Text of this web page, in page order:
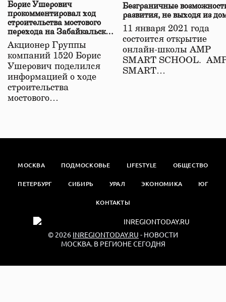
Борис Ушерович
прокомментировал ход
строительства мостового
перехода на Забайкальской
железной дороге
Акционер Группы
компаний 1520 Борис
Ушерович поделился
информацией о ходе
строительства
мостового…
Безграничные
развития, не выходя из
11 января 2021 года
состоится открытие
онлайн-школы АМР
SMART SCHOOL.
SMART…
МОСКВА ПОДМОСКОВЬЕ LIFESTYLE ОБЩЕСТВО
ПЕТЕРБУРГ СИБИРЬ УРАЛ ЭКОНОМИКА ЮГ
КОНТАКТЫ
© 2026 INREGIONTODAY.RU - НОВОСТИ
МОСКВА. В РЕГИОНЕ СЕГОДНЯ